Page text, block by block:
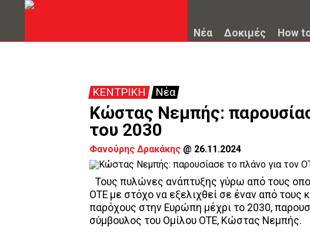
Νέα Δοκιμές How
ΚΕΝΤΡΙΚΗ Νέα
Κώστας Νεμπής:
του 2030
Φανούρης Δρακάκης @ 26.11.2024
Τους πυλώνες ανάπτυξης γύρω από τους
ΟΤΕ με στόχο να εξελιχθεί σε έναν από τους
παρόχους στην Ευρώπη μέχρι το 2030,
σύμβουλος του Ομίλου ΟΤΕ, Κώστας Νεμπής.